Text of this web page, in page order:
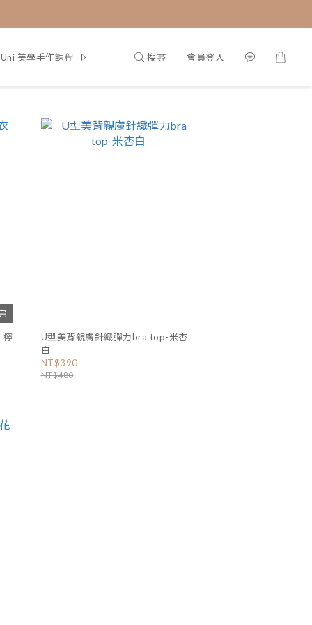
美學手作課程 部落格首頁 搜尋 會員登入
檸
U型美背親膚針織彈力bra top-米杏
白
NT$390
NT$480